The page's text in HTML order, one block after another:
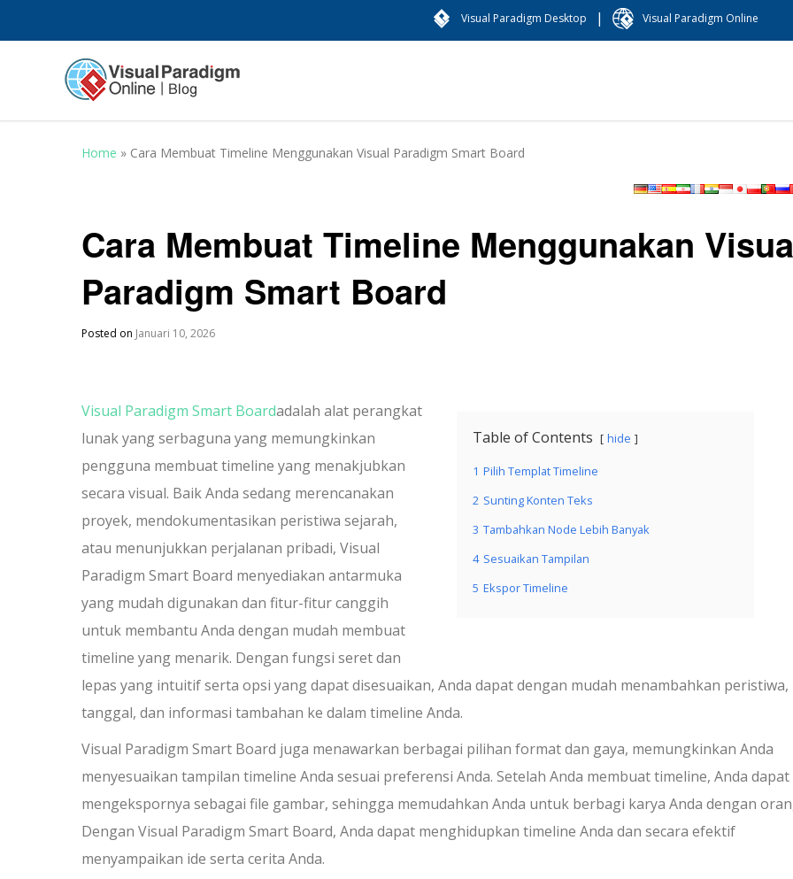
Visual Paradigm Desktop | Visual Paradigm Online
Home » Cara Membuat Timeline Menggunakan Visual Paradigm Smart Board
Cara Membuat Timeline Menggunakan
Paradigm Smart Board
Posted on Januari 10, 2026
Table of Contents hide
1 Pilih Templat Timeline
2 Sunting Konten Teks
3 Tambahkan Node Lebih Banyak
4 Sesuaikan Tampilan
5 Ekspor Timeline
Visual Paradigm Smart Boardadalah alat perangkat
lunak yang serbaguna yang memungkinkan
pengguna membuat timeline yang menakjubkan
secara visual. Baik Anda sedang merencanakan
proyek, mendokumentasikan peristiwa sejarah,
atau menunjukkan perjalanan pribadi, Visual
Paradigm Smart Board menyediakan antarmuka
yang mudah digunakan dan fitur-fitur canggih
untuk membantu Anda dengan mudah membuat
timeline yang menarik. Dengan fungsi seret dan
lepas yang intuitif serta opsi yang dapat disesuaikan, Anda dapat dengan mudah menambahkan peristiwa,
tanggal, dan informasi tambahan ke dalam timeline Anda.
Visual Paradigm Smart Board juga menawarkan berbagai pilihan format dan gaya, memungkinkan Anda
menyesuaikan tampilan timeline Anda sesuai preferensi Anda. Setelah Anda membuat timeline, Anda dapat
mengekspornya sebagai file gambar, sehingga memudahkan Anda untuk berbagi karya Anda dengan
Dengan Visual Paradigm Smart Board, Anda dapat menghidupkan timeline Anda dan secara efektif
menyampaikan ide serta cerita Anda.